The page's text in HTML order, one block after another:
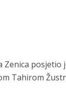
Zenica
Tahirom